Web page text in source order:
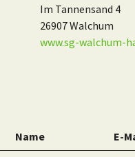
Im Tannensand 4
26907 Walchum
www.sg-walchum-
Name E-